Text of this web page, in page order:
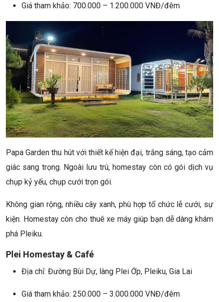
Giá tham khảo: 700.000 – 1.200.000 VNĐ/đêm
Papa Garden thu hút với thiết kế hiện đại, trắng sáng, tạo cảm
giác sang trọng. Ngoài lưu trú, homestay còn có gói dịch vụ
chụp kỷ yếu, chụp cưới trọn gói.
Không gian rộng, nhiều cây xanh, phù hợp tổ chức lễ cưới, sự
kiện. Homestay còn cho thuê xe máy giúp bạn dễ dàng khám
phá Pleiku.
Plei Homestay & Café
Địa chỉ: Đường Bùi Dự, làng Plei Ớp, Pleiku, Gia Lai
Giá tham khảo: 250.000 – 3.000.000 VNĐ/đêm